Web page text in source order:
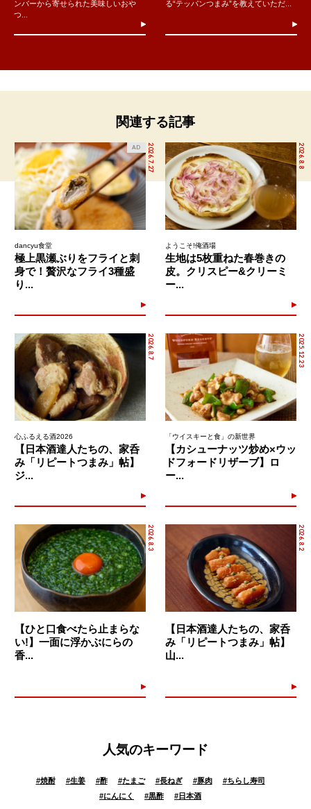
ンバーから寄せられた美味しいおや
つ...
る“テッパンつまみ”を教えていただ...
関連する記事
2026.7.27
AD
dancyu食堂
極上黒瀬ぶりをフライと刺
身で！贅沢なフライ3種盛
り...
2026.8.8
ようこそ!俺酒場
生地は5枚重ねた春巻きの
皮。クリスピー&クリーミ
ー...
2026.8.7
心ふるえる酒2026
【日本酒達人たちの、家呑
み「リピートつまみ」帖】
ジ...
2025.12.23
「ウイスキーと食」の新世界
【カシューナッツ炒め×ウッ
ドフォードリザーブ】ロ
ー...
2026.8.3
【ひと口食べたら止まらな
い!】一面に浮かぶにらの
香...
2026.8.2
【日本酒達人たちの、家呑
み「リピートつまみ」帖】
山...
人気のキーワード
#焼酎 #生姜 #酢 #たまご #長ねぎ #豚肉 #ちらし寿司
#にんにく #黒酢 # 日本酒